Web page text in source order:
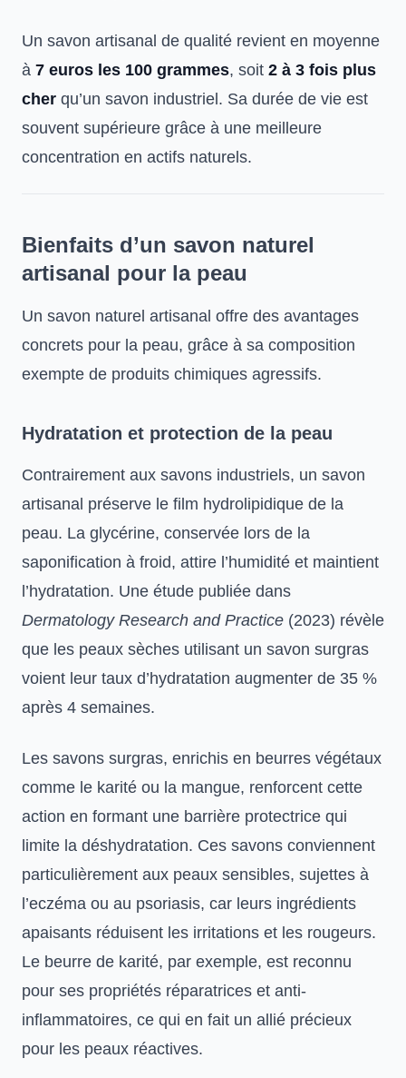
Un savon artisanal de qualité revient en moyenne
à 7 euros les 100 grammes, soit 2 à 3 fois plus
cher qu’un savon industriel. Sa durée de vie est
souvent supérieure grâce à une meilleure
concentration en actifs naturels.
Bienfaits d’un savon naturel
artisanal pour la peau
Un savon naturel artisanal offre des avantages
concrets pour la peau, grâce à sa composition
exempte de produits chimiques agressifs.
Hydratation et protection de la peau
Contrairement aux savons industriels, un savon
artisanal préserve le film hydrolipidique de la
peau. La glycérine, conservée lors de la
saponification à froid, attire l’humidité et maintient
l’hydratation. Une étude publiée dans
Dermatology Research and Practice (2023) révèle
que les peaux sèches utilisant un savon surgras
voient leur taux d’hydratation augmenter de 35 %
après 4 semaines.
Les savons surgras, enrichis en beurres végétaux
comme le karité ou la mangue, renforcent cette
action en formant une barrière protectrice qui
limite la déshydratation. Ces savons conviennent
particulièrement aux peaux sensibles, sujettes à
l’eczéma ou au psoriasis, car leurs ingrédients
apaisants réduisent les irritations et les rougeurs.
Le beurre de karité, par exemple, est reconnu
pour ses propriétés réparatrices et anti-
inflammatoires, ce qui en fait un allié précieux
pour les peaux réactives.